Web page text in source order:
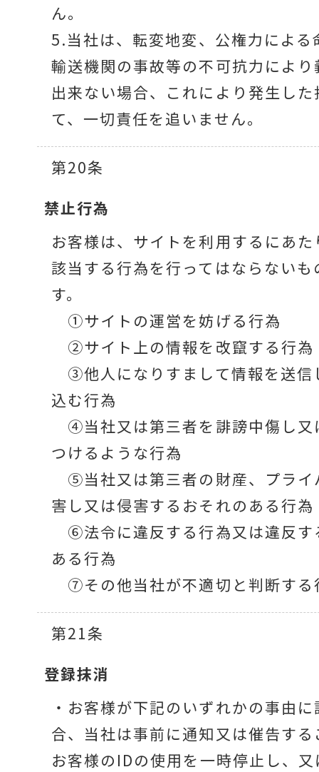
ん。
5.当社は、転変地変、公権力による
輸送機関の事故等の不可抗力によ
出来ない場合、これにより発生し
て、一切責任を追いません。
第20条
禁止行為
お客様は、サイトを利用するにあ
該当する行為を行ってはならないも
す。
①サイトの運営を妨げる行為
②サイト上の情報を改竄する行為
③他人になりすまして情報を送信
込む行為
④当社又は第三者を誹謗中傷し又
つけるような行為
⑤当社又は第三者の財産、プライ
害し又は侵害するおそれのある行為
⑥法令に違反する行為又は違反す
ある行為
⑦その他当社が不適切と判断する
第21条
登録抹消
・お客様が下記のいずれかの事由
合、当社は事前に通知又は催告す
お客様のIDの使用を一時停止し、